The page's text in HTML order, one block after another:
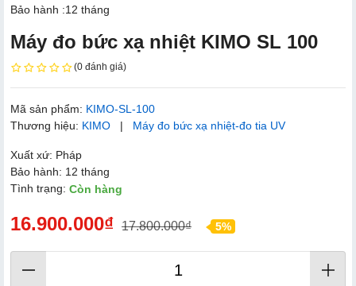
Bảo hành :12 tháng
Máy đo bức xạ nhiệt KIMO SL 100
(0 đánh giá)
Mã sản phẩm: KIMO-SL-100
Thương hiệu: KIMO | Máy đo bức xạ nhiệt-đo tia UV
Xuất xứ: Pháp
Bảo hành: 12 tháng
Tình trạng: Còn hàng
16.900.000₫ 17.800.000₫ 5%